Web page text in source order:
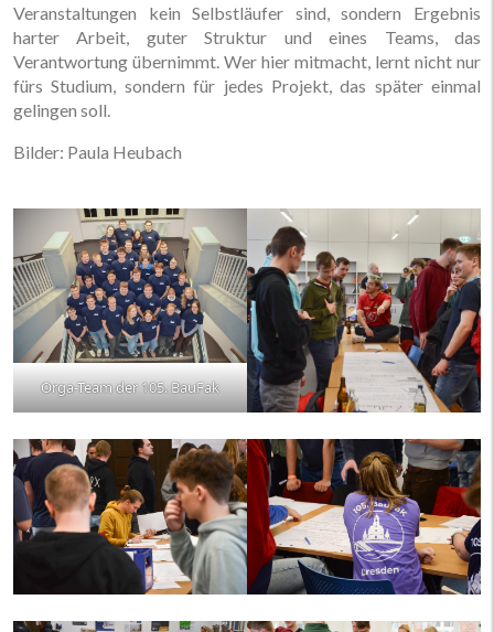
Veranstaltungen kein Selbstläufer sind, sondern Ergebnis
harter Arbeit, guter Struktur und eines Teams, das
Verantwortung übernimmt. Wer hier mitmacht, lernt nicht nur
fürs Studium, sondern für jedes Projekt, das später einmal
gelingen soll.
Bilder: Paula Heubach
Orga-Team der 105. BauFak